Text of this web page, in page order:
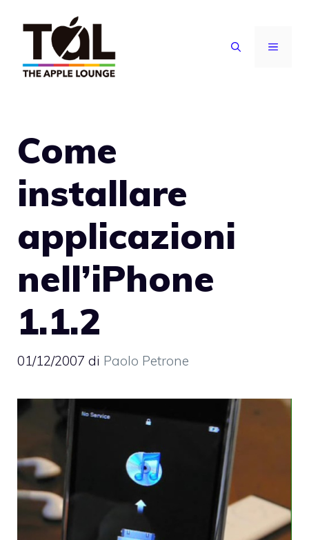
contenuto
MENU
Come
installare
applicazioni
nell’iPhone
1.1.2
01/12/2007 di Paolo Petrone